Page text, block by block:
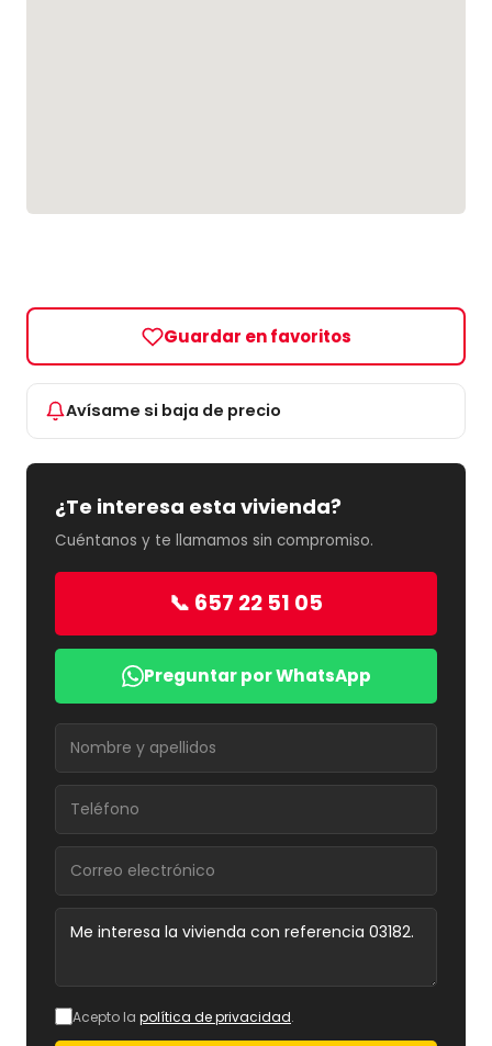
Guardar en favoritos
Avísame si baja de precio
¿Te interesa esta vivienda?
Cuéntanos y te llamamos sin compromiso.
📞 657 22 51 05
Preguntar por WhatsApp
Acepto la política de privacidad.